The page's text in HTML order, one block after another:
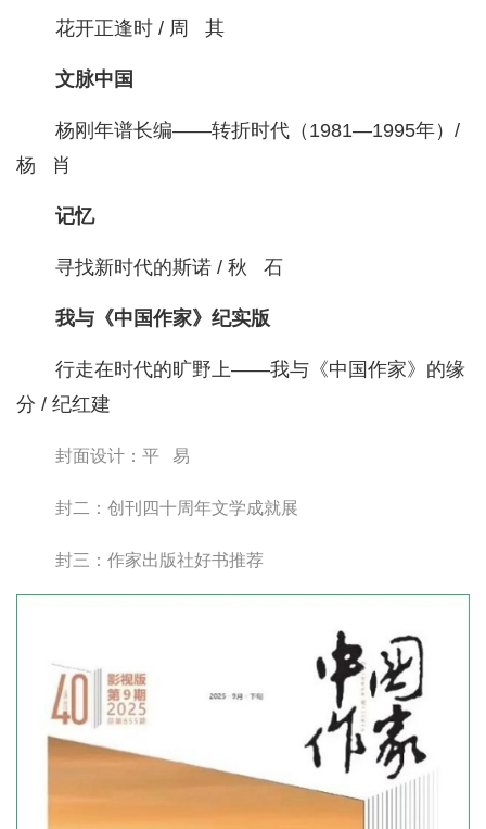
花开正逢时 / 周 其
文脉中国
杨刚年谱长编——转折时代（1981—1995年）/
杨 肖
记忆
寻找新时代的斯诺 / 秋 石
我与《中国作家》纪实版
行走在时代的旷野上——我与《中国作家》的缘
分 / 纪红建
封面设计：平 易
封二：创刊四十周年文学成就展
封三：作家出版社好书推荐